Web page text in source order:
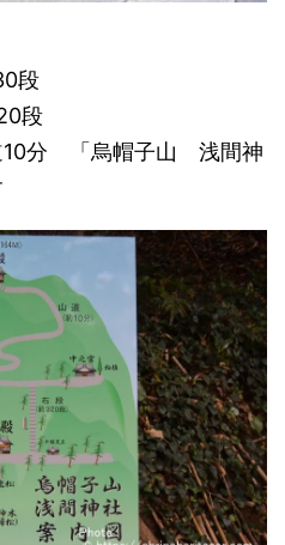
段
段
10分 「烏帽子山 浅間神